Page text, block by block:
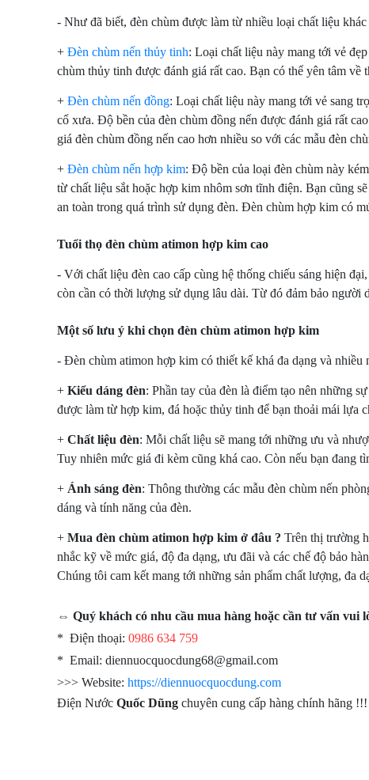
- Như đã biết, đèn chùm được làm từ nhiều loại chất liệu
+ Đèn chùm nến thủy tinh: Loại chất liệu này mang tới vẻ
chùm thủy tinh được đánh giá rất cao. Bạn có thể yên tâm về
+ Đèn chùm nến đồng: Loại chất liệu này mang tới vẻ sang
cổ xưa. Độ bền của đèn chùm đồng nến được đánh giá rất
giá đèn chùm đồng nến cao hơn nhiều so với các mẫu đèn
+ Đèn chùm nến hợp kim: Độ bền của loại đèn chùm này
từ chất liệu sắt hoặc hợp kim nhôm sơn tĩnh điện. Bạn cũng
an toàn trong quá trình sử dụng đèn. Đèn chùm hợp kim có
Tuổi thọ đèn chùm atimon hợp kim cao
- Với chất liệu đèn cao cấp cùng hệ thống chiếu sáng hiện
còn cần có thời lượng sử dụng lâu dài. Từ đó đảm bảo người
Một số lưu ý khi chọn đèn chùm atimon hợp kim
- Đèn chùm atimon hợp kim có thiết kế khá đa dạng và nhiều
+ Kiểu dáng đèn: Phần tay của đèn là điểm tạo nên những
được làm từ hợp kim, đá hoặc thủy tinh để bạn thoải mái lựa
+ Chất liệu đèn: Mỗi chất liệu sẽ mang tới những ưu và
Tuy nhiên mức giá đi kèm cũng khá cao. Còn nếu bạn đang
+ Ánh sáng đèn: Thông thường các mẫu đèn chùm nến
dáng và tính năng của đèn.
+ Mua đèn chùm atimon hợp kim ở đâu ? Trên thị trường
nhắc kỹ về mức giá, độ đa dạng, ưu đãi và các chế độ bảo
Chúng tôi cam kết mang tới những sản phẩm chất lượng, đa
⇔ Quý khách có nhu cầu mua hàng hoặc cần tư vấn vui
* Điện thoại: 0986 634 759
* Email: diennuocquocdung68@gmail.com
>>> Website: https://diennuocquocdung.com
Điện Nước Quốc Dũng chuyên cung cấp hàng chính hãng !!!